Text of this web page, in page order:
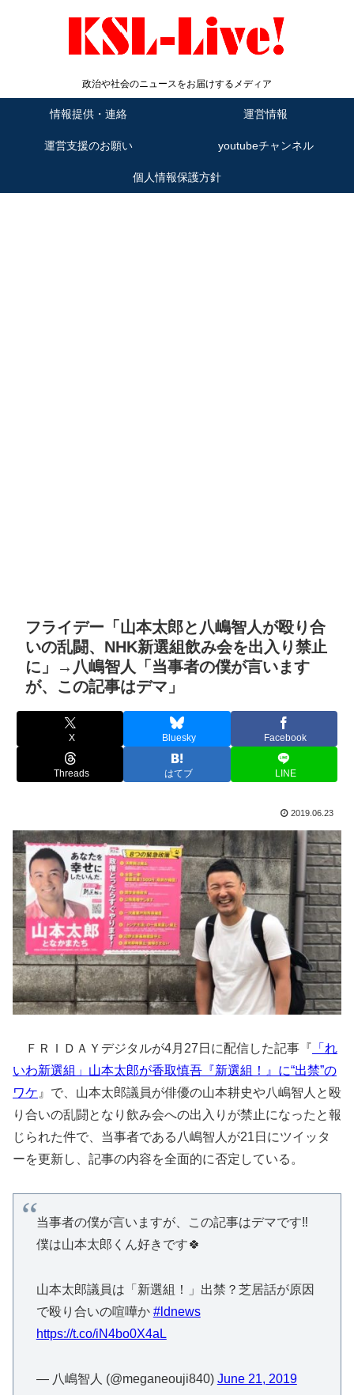
政治や社会のニュースをお届けするメディア
情報提供・連絡 運営情報
運営支援のお願い youtubeチャンネル
個人情報保護方針
フライデー「山本太郎と八嶋智人が殴り合
いの乱闘、NHK新選組飲み会を出入り禁止
に」→八嶋智人「当事者の僕が言います
が、この記事はデマ」
X Bluesky Facebook
Threads はてブ LINE
2019.06.23
ＦＲＩＤＡＹデジタルが4月27日に配信した記事『 「れ
いわ新選組」山本太郎が香取慎吾『新選組！』に“出禁”の
ワケ 』で、山本太郎議員が俳優の山本耕史や八嶋智人と殴
り合いの乱闘となり飲み会への出入りが禁止になったと報
じられた件で、当事者である八嶋智人が21日にツイッタ
ーを更新し、記事の内容を全面的に否定している。
当事者の僕が言いますが、この記事はデマです‼️
僕は山本太郎くん好きです🍀
山本太郎議員は「新選組！」出禁？芝居話が原因
で殴り合いの喧嘩か #ldnews
https://t.co/iN4bo0X4aL
— 八嶋智人 (@meganeouji840) June 21, 2019